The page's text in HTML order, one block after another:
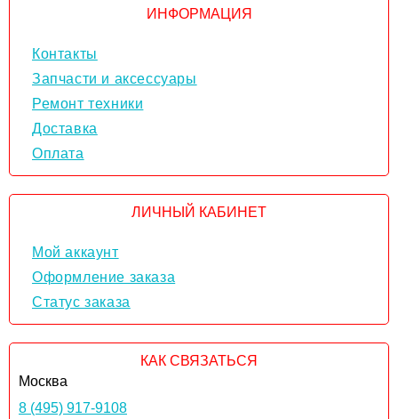
ИНФОРМАЦИЯ
Контакты
Запчасти и аксессуары
Ремонт техники
Доставка
Оплата
ЛИЧНЫЙ КАБИНЕТ
Мой аккаунт
Оформление заказа
Статус заказа
КАК СВЯЗАТЬСЯ
Москва
8 (495) 917-9108